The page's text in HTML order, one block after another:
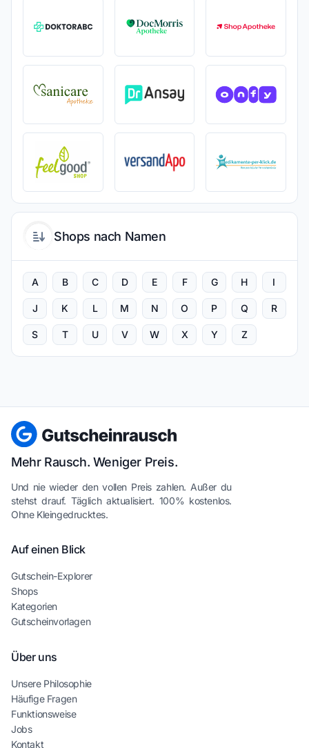
Shops nach Namen
A B C D E F G H I
J K L M N O P Q R
S T U V W X Y Z
Mehr Rausch. Weniger Preis.
Und nie wieder den vollen Preis zahlen. Außer du
stehst drauf. Täglich aktualisiert. 100% kostenlos.
Ohne Kleingedrucktes.
Auf einen Blick
Gutschein-Explorer
Shops
Kategorien
Gutscheinvorlagen
Über uns
Unsere Philosophie
Häufige Fragen
Funktionsweise
Jobs
Kontakt